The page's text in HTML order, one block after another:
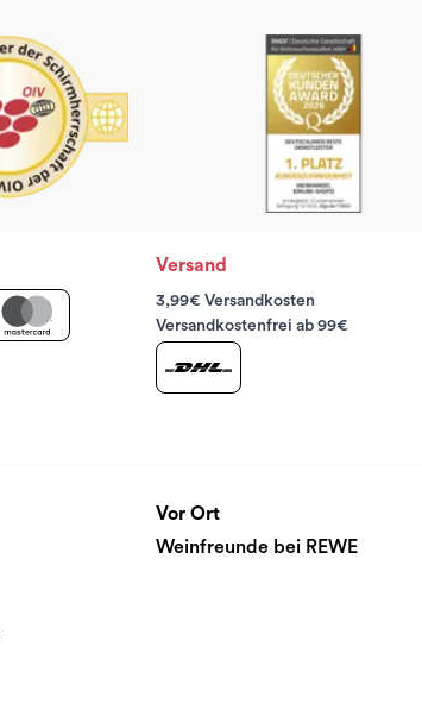
Versand
3,99€ Versandkosten
Versandkostenfrei ab 99€
Vor Ort
Weinfreunde bei REWE